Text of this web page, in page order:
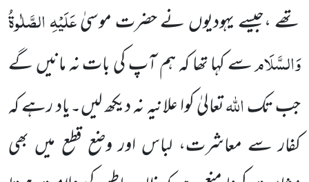
تھے ،جیسے یہودیوں نے حضرت موسیٰعَلَیْہِ الصَّلٰوۃُ
وَالسَّلَامسے کہا تھا کہ ہم آپ کی بات نہ مانیں گے
جب تکاللہتعالیٰ کوا علانیہ نہ دیکھ لیں۔یاد رہے کہ
کفار سے معاشرت، لباس اور وضع قطع میں بھی